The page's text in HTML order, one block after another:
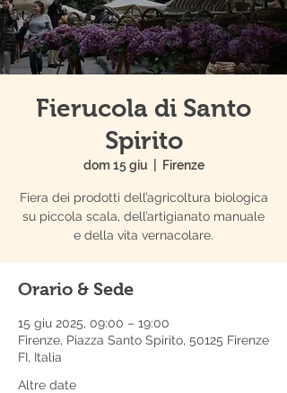
Fierucola di Santo
Spirito
dom 15 giu Firenze
Fiera dei prodotti dell’agricoltura biologica
su piccola scala, dell’artigianato manuale
e della vita vernacolare.
Orario & Sede
15 giu 2025, 09:00 – 19:00
Firenze, Piazza Santo Spirito, 50125 Firenze
FI, Italia
Altre date